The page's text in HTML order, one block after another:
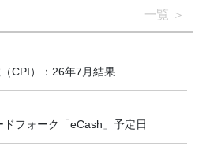
一覧
CPI）：26年7月結果
ドフォーク「eCash」予定日